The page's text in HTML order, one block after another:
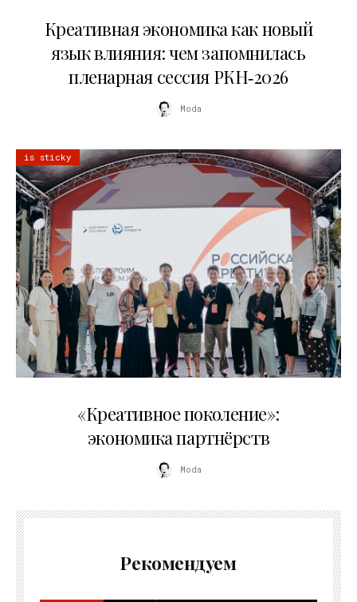
Креативная экономика как новый
язык влияния: чем запомнилась
пленарная сессия РКН‑2026
Moda
is sticky
«Креативное поколение»:
экономика партнёрств
Moda
Рекомендуем